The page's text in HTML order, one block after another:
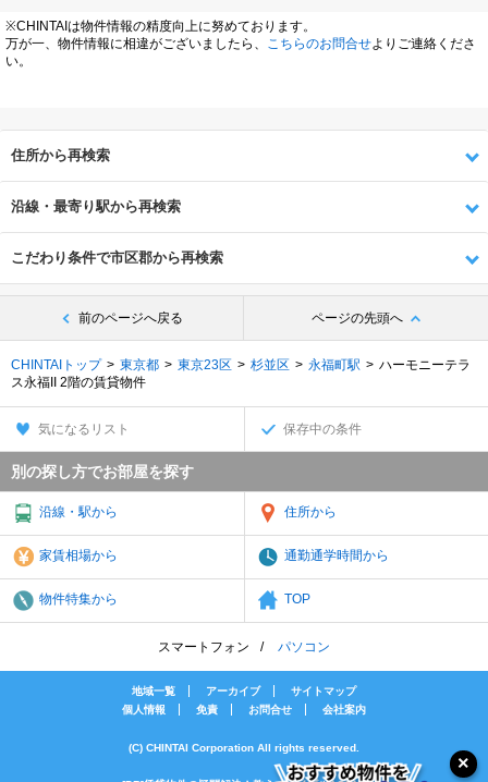
※CHINTAIは物件情報の精度向上に努めております。
万が一、物件情報に相違がございましたら、
こちらのお問合せよりご連絡くださ
い。
住所から再検索
沿線・最寄り駅から再検索
こだわり条件で市区郡から再検索
前のページへ戻る ページの先頭へ
CHINTAIトップ 東京都 東京23区 杉並区 永福町駅
ハーモニーテラ
ス永福II 2階の賃貸物件
気になるリスト 保存中の条件
別の探し方でお部屋を探す
沿線・駅から 住所から
家賃相場から 通勤通学時間から
物件特集から TOP
スマートフォン パソコン
地域一覧 アーカイブ
サイトマップ
個人情報
免責 お問合せ 会社案内
(C) CHINTAI Corporation All rights reserved.